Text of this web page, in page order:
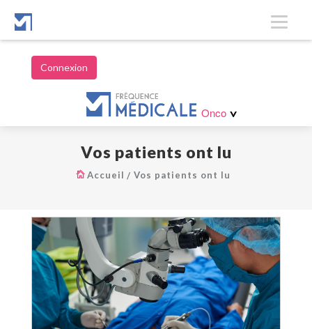
Connexion
Onco>
Vos patients ont lu
Accueil Vos patients ont lu